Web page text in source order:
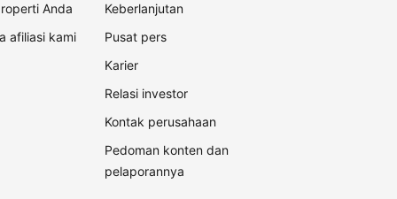
Anda
afiliasi kami
Keberlanjutan
Pusat pers
Karier
Relasi investor
Kontak perusahaan
Pedoman konten dan
pelaporannya